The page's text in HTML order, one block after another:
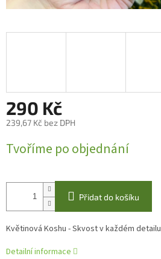
290 Kč
239,67 Kč bez DPH
cena:
Tvoříme po objednání
Přidat do košíku
Květinová Koshu - Skvost v každém detailu
Detailní informace